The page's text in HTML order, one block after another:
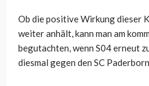
Ob die positive Wirkung dieser
weiter anhält, kann man am
begutachten, wenn S04 erneut
diesmal gegen den SC